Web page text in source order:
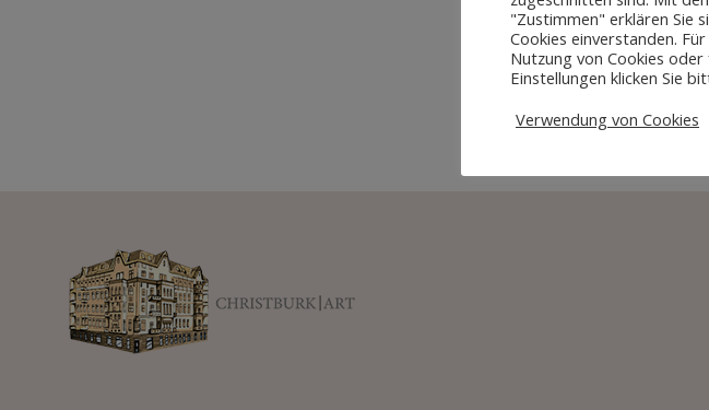
"Zustimmen" erklären Sie
Cookies einverstanden.
Nutzung von Cookies
Einstellungen klicken Sie
Verwendung von Cookies